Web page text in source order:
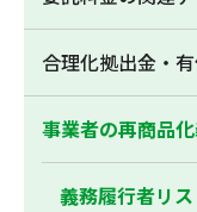
合理化拠出金・
事業者の再商品
義務履行者リス